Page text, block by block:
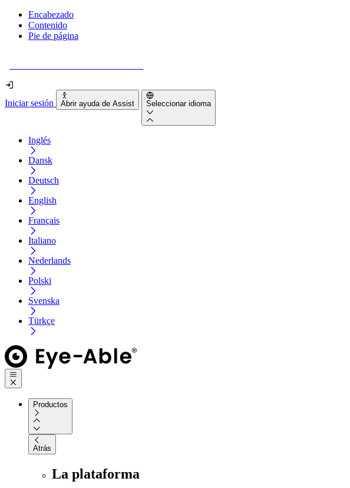
Encabezado
Contenido
Pie de página
Iniciar sesión Abrir ayuda de Assist Seleccionar idioma
Inglés
Dansk
Deutsch
English
Français
Italiano
Nederlands
Polski
Svenska
Türkçe
Productos
Atrás
La plataforma